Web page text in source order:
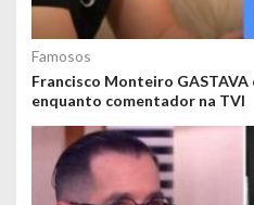
Famosos
Francisco Monteiro GASTAVA
enquanto comentador na TVI